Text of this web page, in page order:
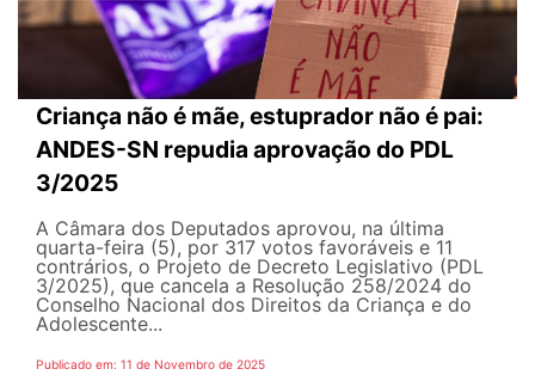
Criança não é mãe, estuprador não é pai:
ANDES-SN repudia aprovação do PDL
3/2025
A Câmara dos Deputados aprovou, na última
quarta-feira (5), por 317 votos favoráveis e 11
contrários, o Projeto de Decreto Legislativo (PDL
3/2025), que cancela a Resolução 258/2024 do
Conselho Nacional dos Direitos da Criança e do
Adolescente...
Publicado em: 11 de Novembro de 2025